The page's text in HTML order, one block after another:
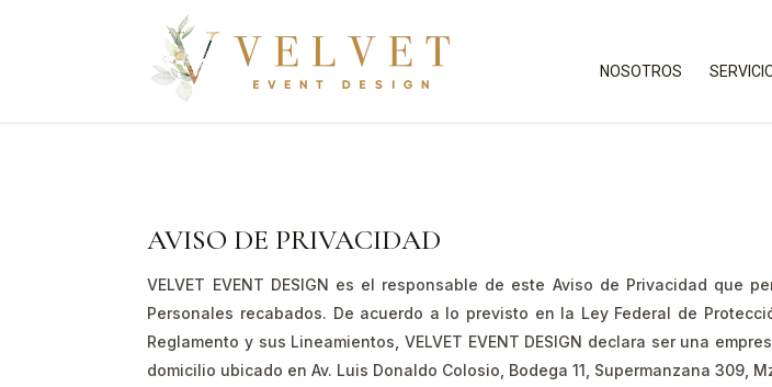
NOSOTROS
AVISO DE PRIVACIDAD
VELVET EVENT DESIGN es el responsable de este Aviso de Privacidad que
Personales recabados. De acuerdo a lo previsto en la Ley Federal de
Reglamento y sus Lineamientos, VELVET EVENT DESIGN declara ser una
domicilio ubicado en Av. Luis Donaldo Colosio, Bodega 11, Supermanzana 309,